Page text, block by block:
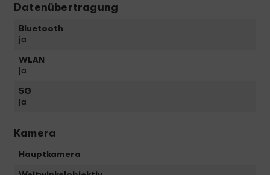
Datenübertragung
Bluetooth
ja
WLAN
ja
5G
ja
Kamera
Hauptkamera